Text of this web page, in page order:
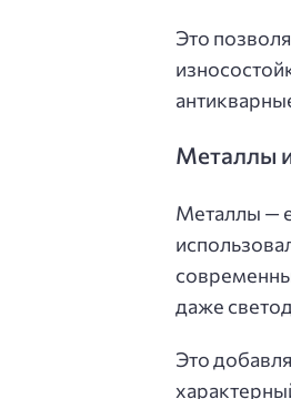
Это
Металлы
Металлы —
даже
Это